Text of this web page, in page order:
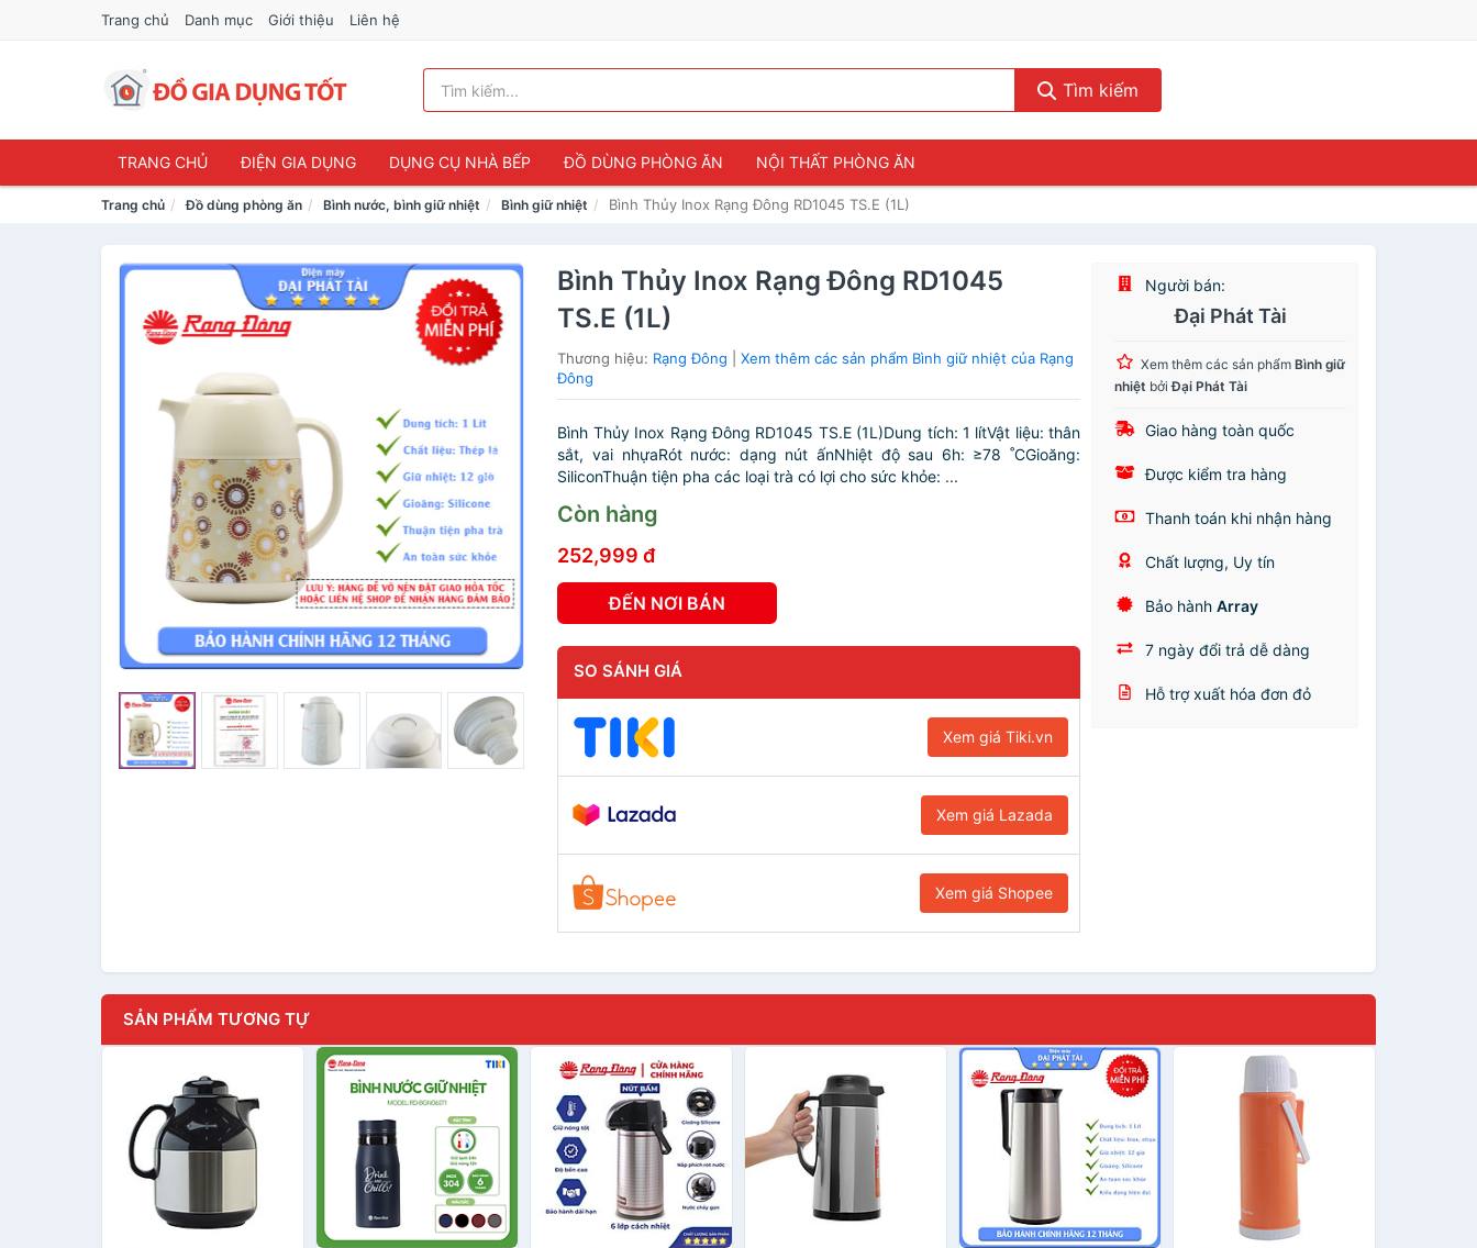
Trang chủ Danh mục Giới thiệu Liên hệ
Tìm kiếm
TRANG CHỦ ĐIỆN GIA DỤNG DỤNG CỤ NHÀ BẾP ĐỒ DÙNG PHÒNG ĂN NỘI THẤT PHÒNG ĂN
Trang chủ Đồ dùng phòng ăn Bình nước, bình giữ nhiệt Bình giữ nhiệt Bình Thủy Inox Rạng Đông RD1045 TS.E (1L)
Bình Thủy Inox Rạng Đông RD1045
TS.E (1L)
Thương hiệu: Rạng Đông |Xem thêm các sản phẩm Bình giữ nhiệt của Rạng
Đông
Bình Thủy Inox Rạng Đông RD1045 TS.E (1L)Dung tích: 1 lítVật liệu: thân
sắt, vai nhựaRót nước: dạng nút ấnNhiệt độ sau 6h: ≥78 ˚CGioăng:
SiliconThuận tiện pha các loại trà có lợi cho sức khỏe: ...
Còn hàng
252,999 đ
ĐẾN NƠI BÁN
SO SÁNH GIÁ
Xem giá Tiki.vn
Xem giá Lazada
Xem giá Shopee
Người bán:
Đại Phát Tài
Xem thêm các sản phẩmBình giữ
nhiệt bởiĐại Phát Tài
Giao hàng toàn quốc
Được kiểm tra hàng
Thanh toán khi nhận hàng
Chất lượng, Uy tín
Bảo hànhArray
7 ngày đổi trả dễ dàng
Hỗ trợ xuất hóa đơn đỏ
SẢN PHẨM TƯƠNG TỰ